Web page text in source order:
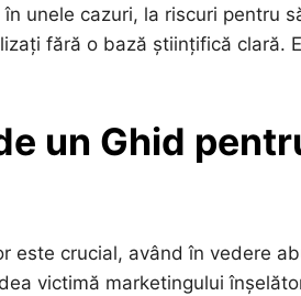
unele cazuri, la riscuri pentru
fără o bază științifică clară.
un Ghid
este crucial, având în vedere
victimă marketingului